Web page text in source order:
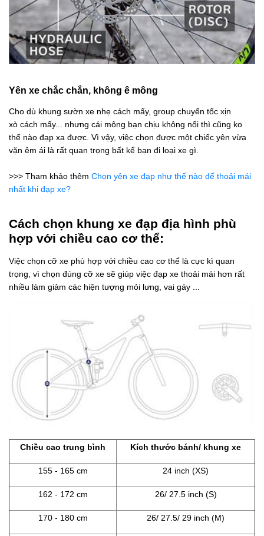
Yên xe chắc chắn, không ê mông
Cho dù khung sườn xe nhẹ cách mấy, group chuyển tốc xịn
xò cách mấy... nhưng cái mông bạn chịu không nổi thì cũng ko
thể nào đạp xa được. Vì vậy, việc chọn được một chiếc yên vừa
vặn êm ái là rất quan trọng bất kể bạn đi loại xe gì.
>>> Tham khảo thêm Chọn yên xe đạp như thế nào để thoải mái
nhất khi đạp xe?
Cách chọn khung xe đạp địa hình phù
hợp với chiều cao cơ thể:
Việc chọn cỡ xe phù hợp với chiều cao cơ thể là cực kì quan
trọng, vì chọn đúng cỡ xe sẽ giúp việc đạp xe thoải mái hơn rất
nhiều làm giảm các hiện tượng mỏi lưng, vai gáy ...
Chiều cao trung bình Kích thước bánh/ khung xe
155 - 165 cm 24 inch (XS)
162 - 172 cm 26/ 27.5 inch (S)
170 - 180 cm 26/ 27.5/ 29 inch (M)